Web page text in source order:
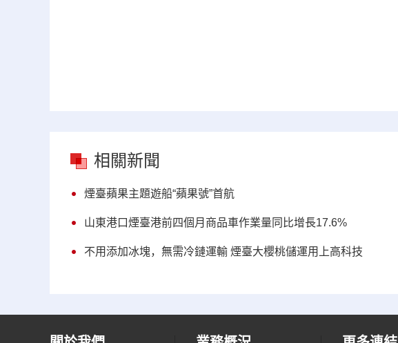
相關新聞
煙臺蘋果主題遊船“蘋果號”首航
山東港口煙臺港前四個月商品車作業量同比增長17.6%
不用添加冰塊，無需冷鏈運輸 煙臺大櫻桃儲運用上高科技